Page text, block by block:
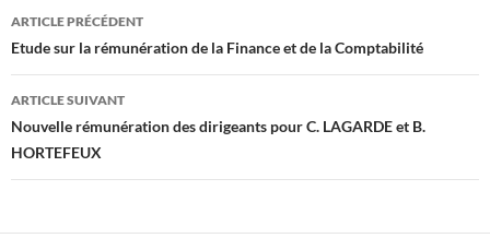
Navigation
des
articles
ARTICLE PRÉCÉDENT
Etude sur la rémunération de la Finance et de la Comptabilité
ARTICLE SUIVANT
Nouvelle rémunération des dirigeants pour C. LAGARDE et B.
HORTEFEUX